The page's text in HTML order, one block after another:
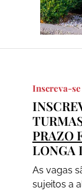
Inscreva-
PRAZO
LONGA
As vagas
sujeitos a